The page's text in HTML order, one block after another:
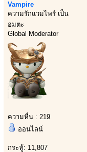
Vampire
ความรักแวมไพร์ เป็น
อมตะ
Global Moderator
ความหื่น : 219
ออนไลน์
กระทู้: 11,807